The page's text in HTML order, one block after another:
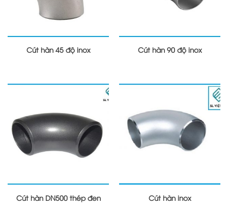
Cút hàn 45 độ inox Cút hàn 90 độ inox
Cút hàn DN500 thép đen Cút hàn inox